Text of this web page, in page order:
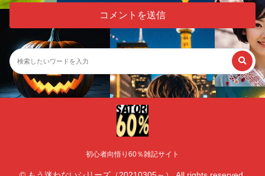
初心者向悟り60％雑記サイト